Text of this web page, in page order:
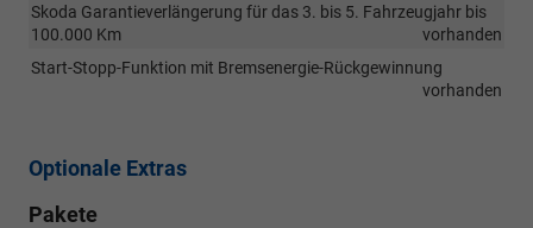
Skoda Garantieverlängerung für das 3. bis 5. Fahrzeugjahr bis
100.000 Km
vorhanden
Start-Stopp-Funktion mit Bremsenergie-Rückgewinnung
vorhanden
Optionale Extras
Pakete